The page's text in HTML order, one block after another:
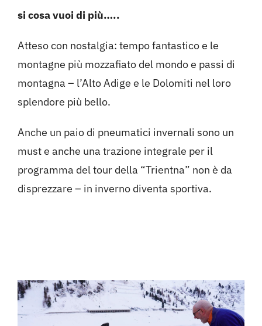
si cosa vuoi di più…..
Atteso con nostalgia: tempo fantastico e le
montagne più mozzafiato del mondo e passi di
montagna – l’Alto Adige e le Dolomiti nel loro
splendore più bello.
Anche un paio di pneumatici invernali sono un
must e anche una trazione integrale per il
programma del tour della “Trientna” non è da
disprezzare – in inverno diventa sportiva.